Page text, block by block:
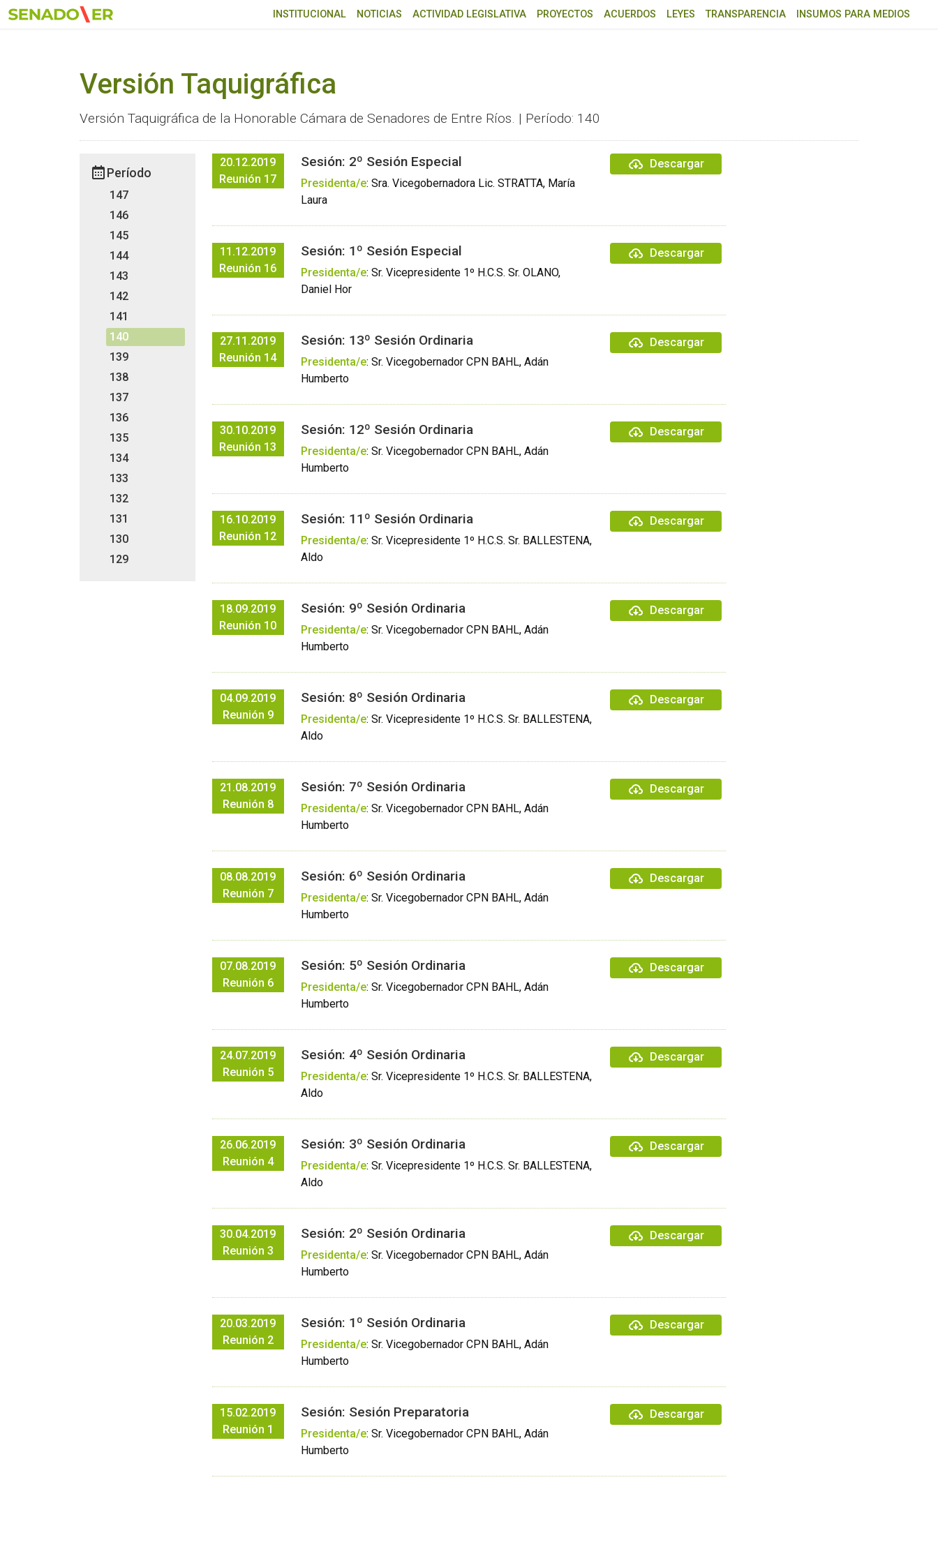
Ir al menú principal
INSTITUCIONAL NOTICIAS ACTIVIDAD LEGISLATIVA PROYECTOS ACUERDOS LEYES TRANSPARENCIA INSUMOS PARA MEDIOS
Versión Taquigráfica
Versión Taquigráfica de la Honorable Cámara de Senadores de Entre Ríos. | Período: 140
Período
147
146
145
144
143
142
141
140
139
138
137
136
135
134
133
132
131
130
129
20.12.2019
Reunión 17
Sesión: 2º Sesión Especial
Presidenta/e: Sra. Vicegobernadora Lic. STRATTA, María
Laura
Descargar
11.12.2019
Reunión 16
Sesión: 1º Sesión Especial
Presidenta/e: Sr. Vicepresidente 1º H.C.S. Sr. OLANO,
Daniel Hor
Descargar
27.11.2019
Reunión 14
Sesión: 13º Sesión Ordinaria
Presidenta/e: Sr. Vicegobernador CPN BAHL, Adán
Humberto
Descargar
30.10.2019
Reunión 13
Sesión: 12º Sesión Ordinaria
Presidenta/e: Sr. Vicegobernador CPN BAHL, Adán
Humberto
Descargar
16.10.2019
Reunión 12
Sesión: 11º Sesión Ordinaria
Presidenta/e: Sr. Vicepresidente 1º H.C.S. Sr. BALLESTENA,
Aldo
Descargar
18.09.2019
Reunión 10
Sesión: 9º Sesión Ordinaria
Presidenta/e: Sr. Vicegobernador CPN BAHL, Adán
Humberto
Descargar
04.09.2019
Reunión 9
Sesión: 8º Sesión Ordinaria
Presidenta/e: Sr. Vicepresidente 1º H.C.S. Sr. BALLESTENA,
Aldo
Descargar
21.08.2019
Reunión 8
Sesión: 7º Sesión Ordinaria
Presidenta/e: Sr. Vicegobernador CPN BAHL, Adán
Humberto
Descargar
08.08.2019
Reunión 7
Sesión: 6º Sesión Ordinaria
Presidenta/e: Sr. Vicegobernador CPN BAHL, Adán
Humberto
Descargar
07.08.2019
Reunión 6
Sesión: 5º Sesión Ordinaria
Presidenta/e: Sr. Vicegobernador CPN BAHL, Adán
Humberto
Descargar
24.07.2019
Reunión 5
Sesión: 4º Sesión Ordinaria
Presidenta/e: Sr. Vicepresidente 1º H.C.S. Sr. BALLESTENA,
Aldo
Descargar
26.06.2019
Reunión 4
Sesión: 3º Sesión Ordinaria
Presidenta/e: Sr. Vicepresidente 1º H.C.S. Sr. BALLESTENA,
Aldo
Descargar
30.04.2019
Reunión 3
Sesión: 2º Sesión Ordinaria
Presidenta/e: Sr. Vicegobernador CPN BAHL, Adán
Humberto
Descargar
20.03.2019
Reunión 2
Sesión: 1º Sesión Ordinaria
Presidenta/e: Sr. Vicegobernador CPN BAHL, Adán
Humberto
Descargar
15.02.2019
Reunión 1
Sesión: Sesión Preparatoria
Presidenta/e: Sr. Vicegobernador CPN BAHL, Adán
Humberto
Descargar